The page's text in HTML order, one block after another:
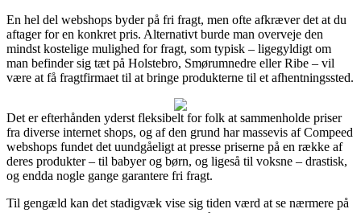
En hel del webshops byder på fri fragt, men ofte afkræver det at du
aftager for en konkret pris. Alternativt burde man overveje den
mindst kostelige mulighed for fragt, som typisk – ligegyldigt om
man befinder sig tæt på Holstebro, Smørumnedre eller Ribe – vil
være at få fragtfirmaet til at bringe produkterne til et afhentningssted.
Det er efterhånden yderst fleksibelt for folk at sammenholde priser
fra diverse internet shops, og af den grund har massevis af Compeed
webshops fundet det uundgåeligt at presse priserne på en række af
deres produkter – til babyer og børn, og ligeså til voksne – drastisk,
og endda nogle gange garantere fri fragt.
Til gengæld kan det stadigvæk vise sig tiden værd at se nærmere på